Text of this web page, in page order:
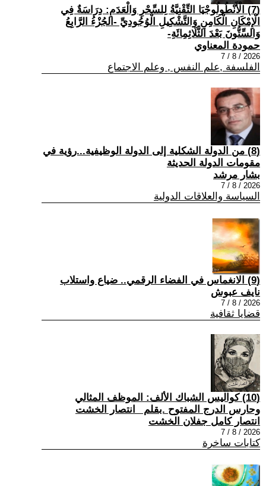
(7) الْأَنْطُولُوجْيَا التِّقْنِيَّةُ لِلسِّحْرِ وَالْعَدَمِ: دِرَاسَةٌ فِي
الْإِمْكَانِ الْكَامِنِ وَالتَّشْكِيلِ الْوُجُودِيِّ -الجُزْءُ الرَّابِعُ
وَالسِّتُّونَ بَعْدَ الثَّلَاثِمِائَةِ-
حمودة المعناوي
2026 / 8 / 7
الفلسفة ,علم النفس , وعلم الاجتماع
(8) من الدولة الشكلية إلى الدولة الوظيفية...رؤية في
مقومات الدولة الحديثة
بشار مرشد
2026 / 8 / 7
السياسة والعلاقات الدولية
(9) الانغماس في الفضاء الرقمي.. ضياع واستلاب
نايف عبوش
2026 / 8 / 7
قضايا ثقافية
(10) كواليس الشباك الألف: الموظف المثالي
وحارس الدرج المفتوح .بقلم _انتصار الخشت
انتصار كامل جفلان الخشت
2026 / 8 / 7
كتابات ساخرة